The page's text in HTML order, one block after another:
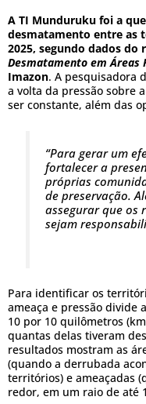
A TI Munduruku foi a
desmatamento entre as
2025, segundo dados
Desmatamento em Áreas
Imazon. A pesquisadora
a volta da pressão sobre
ser constante, além das
“Para gerar um
fortalecer a
próprias
de preservação.
assegurar que os
sejam
Para identificar os
ameaça e pressão divide
10 por 10 quilômetros
quantas delas tiveram
resultados mostram as
(quando a derrubada
territórios) e ameaçadas
redor, em um raio de até